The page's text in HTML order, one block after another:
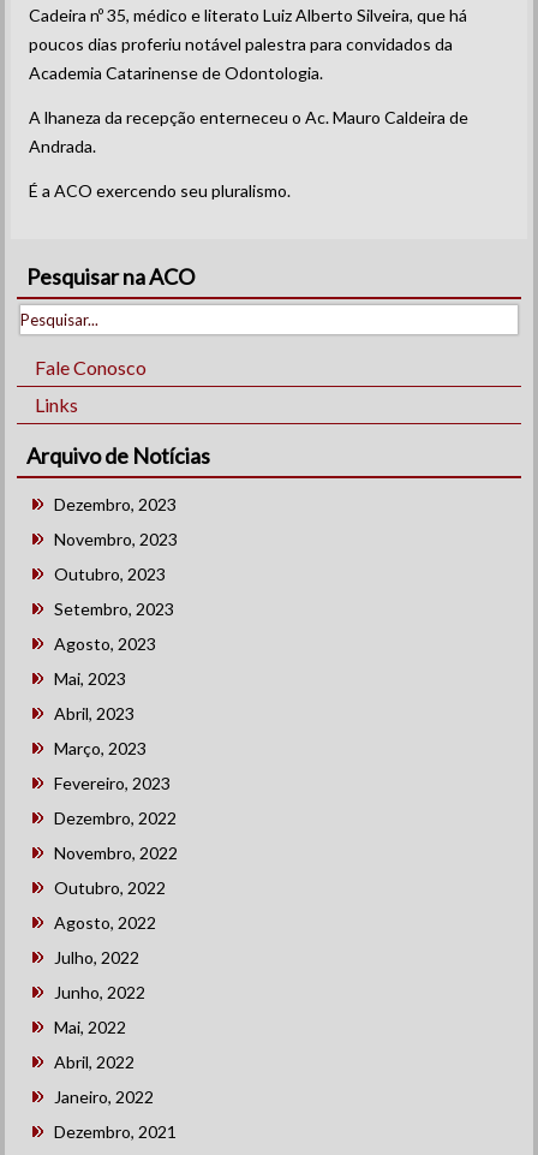
Cadeira nº 35, médico e literato Luiz Alberto Silveira, que há
poucos dias proferiu notável palestra para convidados da
Academia Catarinense de Odontologia.
A lhaneza da recepção enterneceu o Ac. Mauro Caldeira de
Andrada.
É a ACO exercendo seu pluralismo.
Pesquisar na ACO
Fale Conosco
Links
Arquivo de Notícias
Dezembro, 2023
Novembro, 2023
Outubro, 2023
Setembro, 2023
Agosto, 2023
Mai, 2023
Abril, 2023
Março, 2023
Fevereiro, 2023
Dezembro, 2022
Novembro, 2022
Outubro, 2022
Agosto, 2022
Julho, 2022
Junho, 2022
Mai, 2022
Abril, 2022
Janeiro, 2022
Dezembro, 2021